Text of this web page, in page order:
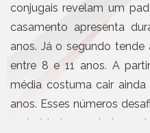
conjugais revelam um
casamento apresenta
anos. Já o segundo
entre 8 e 11 anos. A
média costuma cair
anos. Esses números
maturidade, por si só,